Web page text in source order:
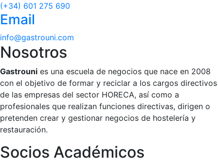
(+34) 601 275 690
Email
info@gastrouni.com
Nosotros
Gastrouni es una escuela de negocios que nace en 2008
con el objetivo de formar y reciclar a los cargos directivos
de las empresas del sector HORECA, así como a
profesionales que realizan funciones directivas, dirigen o
pretenden crear y gestionar negocios de hostelería y
restauración.
Socios Académicos